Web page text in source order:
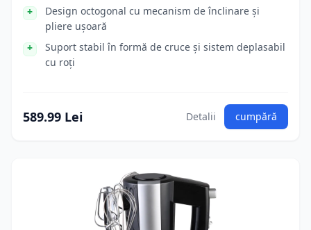
Design octogonal cu mecanism de înclinare și
pliere ușoară
Suport stabil în formă de cruce și sistem deplasabil
cu roți
589.99 Lei Detalii cumpără